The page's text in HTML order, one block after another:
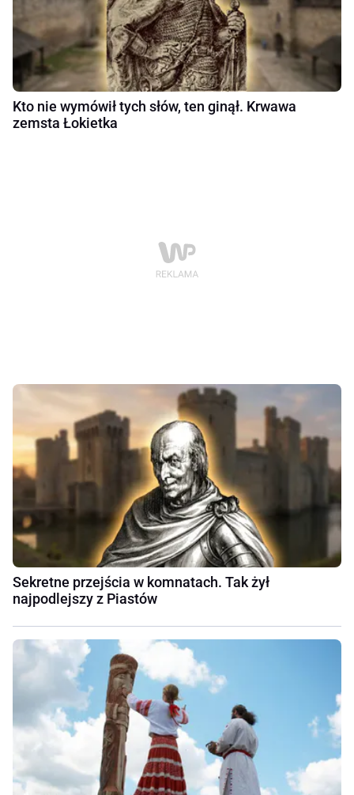
Kto nie wymówił tych słów, ten ginął. Krwawa
zemsta Łokietka
Sekretne przejścia w komnatach. Tak żył
najpodlejszy z Piastów